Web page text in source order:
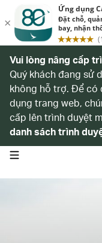
Vui lòng nâng cấp
Quý khách đang sử
không hỗ trợ. Để có
dụng trang web,
cấp lên trình duyệt
danh sách trình
open navigation menu